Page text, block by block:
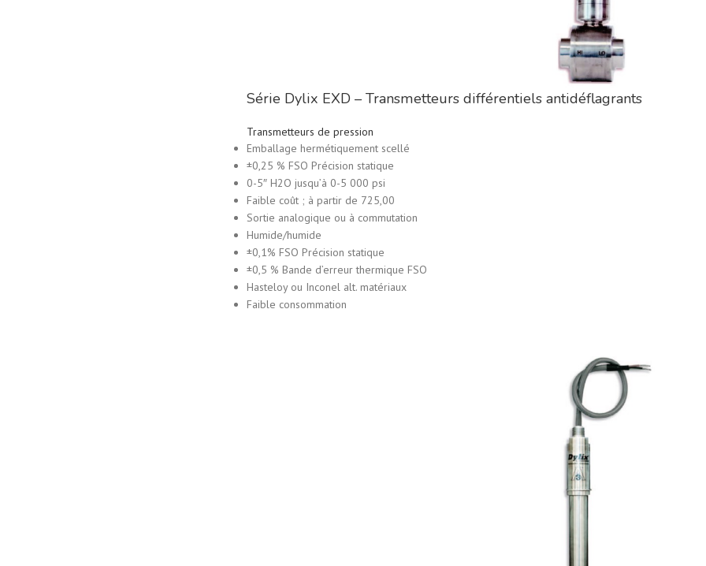
Série Dylix EXD – Transmetteurs différentiels antidéflagrants
Transmetteurs de pression
Emballage hermétiquement scellé
±0,25 % FSO Précision statique
0-5″ H2O jusqu’à 0-5 000 psi
Faible coût ; à partir de 725,00
Sortie analogique ou à commutation
Humide/humide
±0,1% FSO Précision statique
±0,5 % Bande d’erreur thermique FSO
Hasteloy ou Inconel alt. matériaux
Faible consommation